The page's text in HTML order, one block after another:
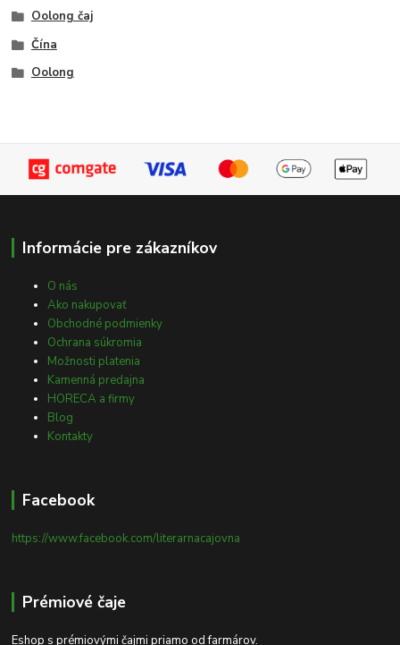
Oolong čaj
Čína
Oolong
Informácie pre zákazníkov
O nás
Ako nakupovať
Obchodné podmienky
Ochrana súkromia
Možnosti platenia
Kamenná predajna
HORECA a firmy
Blog
Kontakty
Facebook
https://www.facebook.com/literarnacajovna
Prémiové čaje
Eshop s prémiovými čajmi priamo od farmárov.